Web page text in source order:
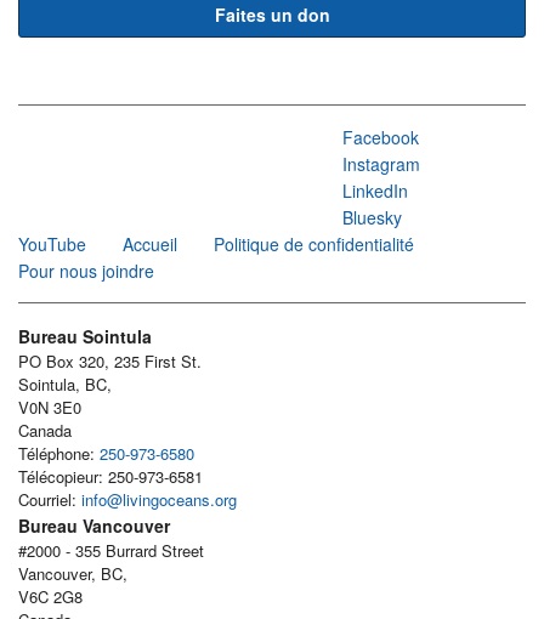
Faites un don
Facebook
Instagram
LinkedIn
Bluesky
YouTube
Accueil
Politique de confidentialité
Pour nous joindre
Bureau Sointula
PO Box 320, 235 First St.
Sointula, BC,
V0N 3E0
Canada
Téléphone: 250-973-6580
Télécopieur: 250-973-6581
Courriel: info@livingoceans.org
Bureau Vancouver
#2000 - 355 Burrard Street
Vancouver, BC,
V6C 2G8